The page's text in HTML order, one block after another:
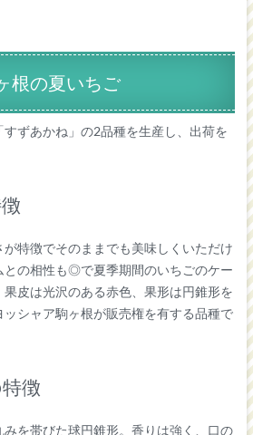
根の夏いちご
ずあかね」の2品種を生産し、出荷を
特徴でそのままでも美味しくいただけ
との相性も◎で夏季期間のいちごのケー
皮は光沢のある赤色、果形は円錐形を
シャア駒ヶ根が販売権を有する品種で
徴
を帯びた球円錐形。香りは強く、口の